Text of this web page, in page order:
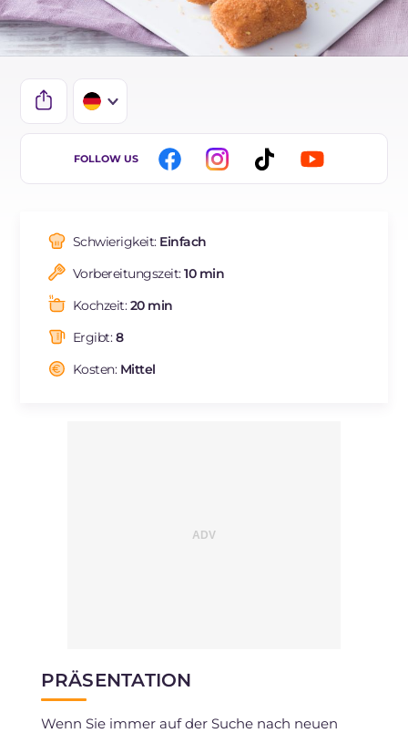
IT
ES
BR
NL
FOLLOW US
Schwierigkeit: Einfach
Vorbereitungszeit:10 min
Kochzeit:20 min
Ergibt:8
Kosten: Mittel
PRÄSENTATION
Wenn Sie immer auf der Suche nach neuen